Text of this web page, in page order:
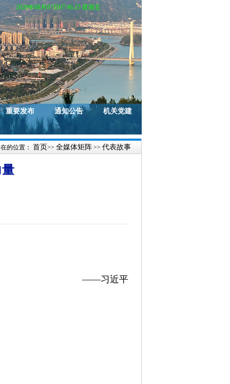
2026年08月07日07:46:27 星期五
重要发布 通知公告 机关党建
的位置： 首页>> 全媒体矩阵 >> 代表故事
——习近平